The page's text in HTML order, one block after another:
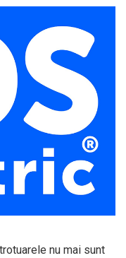
nu mai sunt